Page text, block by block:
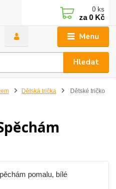
Menu
Hledat
0 ks
za0 Kč
Dětská trička
Dětské tričko